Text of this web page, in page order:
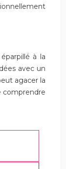
à la
avec un
agacer la
comprendre